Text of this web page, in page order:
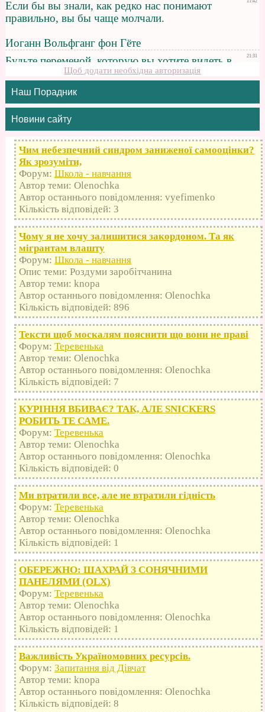
Щоб додати необхідна авторизація
Наш Порадник
Новини сайту
Чим небезпечний синдром заниженої самооцінки?
Як зрозуміти,
Форум: Школа - навчання
Автор теми: Olenochka
Автор останнього повідомлення: vyefimenko
Кількість відповідей: 3
Чому я не хочу залишитися закордоном. Та як
мігрантам влашту
Форум: Школа - навчання
Опис теми: Роздуми заробітчанина
Автор теми: knopa
Автор останнього повідомлення: Olenochka
Кількість відповідей: 896
Тексти щоб москалям пояснити що вони не праві
Форум: Теревенька
Автор теми: Olenochka
Автор останнього повідомлення: Olenochka
Кількість відповідей: 7
КУРІННЯ ВБИВАЄ? ТАК, АЛЕ SNICKERS
РОБИТЬ ТЕ САМЕ.
Форум: Теревенька
Автор теми: Olenochka
Автор останнього повідомлення: Olenochka
Кількість відповідей: 0
Ми втратили все, але не втратили гідність
Форум: Теревенька
Автор теми: Olenochka
Автор останнього повідомлення: Olenochka
Кількість відповідей: 1
ОБЕРЕЖНО: ШАХРАЙ З СОНЯЧНИМИ
ПАНЕЛЯМИ (OLX)
Форум: Теревенька
Автор теми: Olenochka
Автор останнього повідомлення: Olenochka
Кількість відповідей: 1
Важливість Україномовних ресурсів.
Форум: Запитання від Дівчат
Автор теми: knopa
Автор останнього повідомлення: Olenochka
Кількість відповідей: 8